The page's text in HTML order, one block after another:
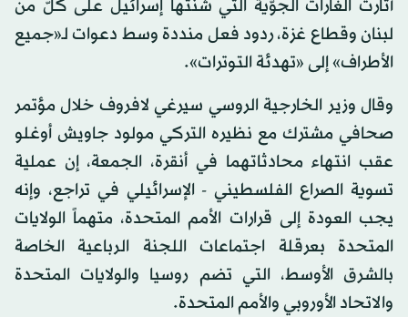
أثارت الغارات الجوّية التي شنّتها إسرائيل على كلّ من
لبنان وقطاع غزة، ردود فعل منددة وسط دعوات لـ«جميع
الأطراف» إلى «تهدئة التوترات».
وقال وزير الخارجية الروسي سيرغي لافروف خلال مؤتمر
صحافي مشترك مع نظيره التركي مولود جاويش أوغلو
عقب انتهاء محادثاتهما في أنقرة، الجمعة، إن عملية
تسوية الصراع الفلسطيني - الإسرائيلي في تراجع، وإنه
يجب العودة إلى قرارات الأمم المتحدة، متهماً الولايات
المتحدة بعرقلة اجتماعات اللجنة الرباعية الخاصة
بالشرق الأوسط، التي تضم روسيا والولايات المتحدة
والاتحاد الأوروبي والأمم المتحدة.